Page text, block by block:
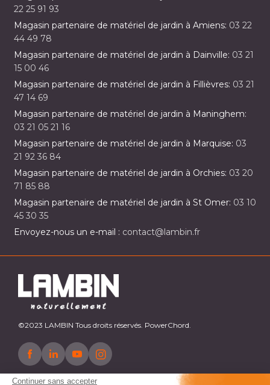
Continuer sans accepter
22 25 91 93
Magasin partenaire de matériel de jardin à Amiens: 03 22
44 49 78
Magasin partenaire de matériel de jardin à Dainville: 03 21
15 00 46
Magasin partenaire de matériel de jardin à Fillièvres: 03 21
47 14 69
Magasin partenaire de matériel de jardin à Maninghem:
03 21 05 21 16
Magasin partenaire de matériel de jardin à Marquise: 03
21 92 36 84
Magasin partenaire de matériel de jardin à Orchies: 03 20
71 85 88
Magasin partenaire de matériel de jardin à St Omer: 03 10
45 30 35
Envoyez-nous un e-mail : contact@lambin.fr
©2023 LAMBIN Tous droits réservés. PowerChord.